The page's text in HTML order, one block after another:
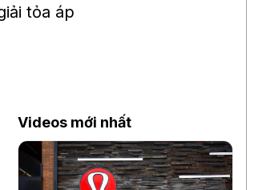
tỏa áp
Videos mới nhất